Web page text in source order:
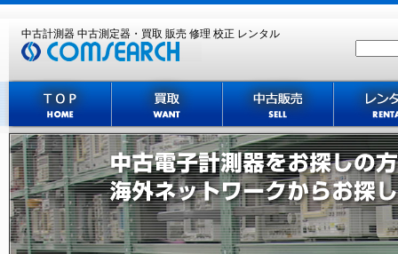
中古計測器 中古測定器・買取 販売 修理 校正 レンタル
主な買取機種